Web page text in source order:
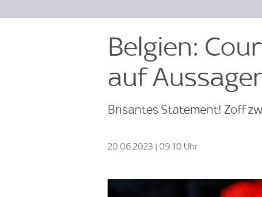
Belgien:
auf
Brisantes Statement! Zoff
20.06.2023 | 09:10 Uhr